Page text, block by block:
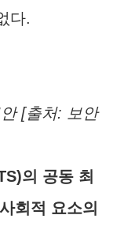
다.
[출처: 보안
의 공동 최
회적 요소의